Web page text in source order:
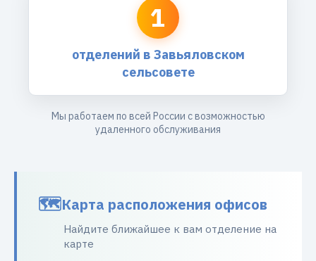
1
отделений в Завьяловском
сельсовете
Мы работаем по всей России с возможностью
удаленного обслуживания
Карта расположения офисов
Найдите ближайшее к вам отделение на
карте